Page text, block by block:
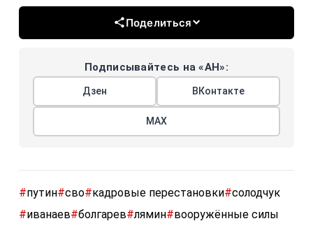
Поделиться
Подписывайтесь на «АН»:
Дзен ВКонтакте
МАХ
#путин#сво#кадровые перестановки#солодчук
#иванаев#болгарев#лямин#вооружённые силы